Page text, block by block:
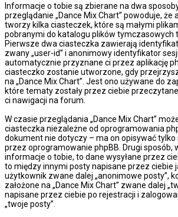
Informacje o tobie są zbierane na dwa
przeglądanie „Dance Mix Chart” powoduje, że
tworzy kilka ciasteczek, które są małymi
pobranymi do katalogu plików tymczasowych
Pierwsze dwa ciasteczka zawierają
zwany „user-id” i anonimowy identyfikator
automatycznie przyznane ci przez aplikację
ciasteczko zostanie utworzone, gdy
na „Dance Mix Chart”. Jest ono używane do
które tematy zostały przez ciebie przeczytane
ci nawigacji na forum.
W czasie przeglądania „Dance Mix Chart”
ciasteczka niezależne od oprogramowania
dokument nie dotyczy – ma on opisywać
przez oprogramowanie phpBB. Drugi sposób,
informacje o tobie, to dane wysyłane przez
to między innymi posty napisane przez ciebie
użytkownik zwane dalej „anonimowe posty”,
założone na „Dance Mix Chart” zwane dalej
napisane przez ciebie po rejestracji i
„twoje posty”.